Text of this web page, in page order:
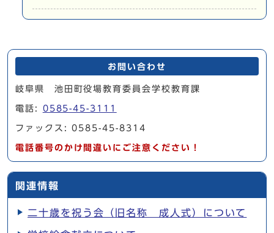
お問い合わせ
岐阜県 池田町役場教育委員会学校教育課
電話: 0585-45-3111
ファックス: 0585-45-8314
電話番号のかけ間違いにご注意ください！
関連情報
二十歳を祝う会（旧名称 成人式）について